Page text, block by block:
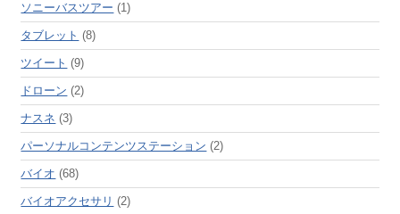
ソニーバスツアー (1)
タブレット (8)
ツイート (9)
ドローン (2)
ナスネ (3)
パーソナルコンテンツステーション (2)
バイオ (68)
バイオアクセサリ (2)